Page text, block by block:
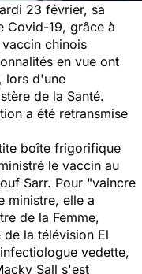
23 février, sa
Covid-19, grâce à
chinois
en vue ont
lors d'une
de la Santé.
a été retransmise
boîte frigorifique
le vaccin au
Sarr. Pour "vaincre
ministre, elle a
de la Femme,
la télévision El
vedette,
Sall s'est